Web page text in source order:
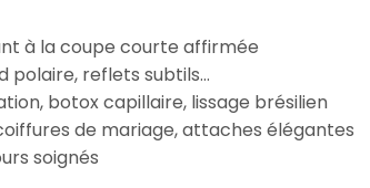
à la coupe courte affirmée
polaire, reflets subtils…
botox capillaire, lissage brésilien
de mariage, attaches élégantes
soignés